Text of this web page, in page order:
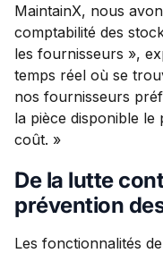
MaintainX, nous
comptabilité des
les fournisseurs »,
temps réel où se
nos fournisseurs
la pièce disponible
coût. »
De la lutte
prévention
Les fonctionnalités